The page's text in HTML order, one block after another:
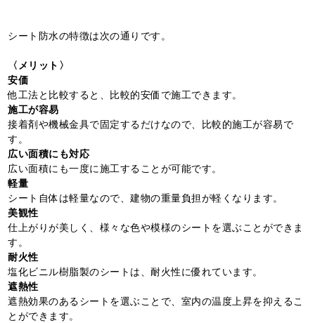
シート防水の特徴は次の通りです。
〈メリット〉
安価
他工法と比較すると、比較的安価で施工できます。
施工が容易
接着剤や機械金具で固定するだけなので、比較的施工が容易で
す。
広い面積にも対応
広い面積にも一度に施工することが可能です。
軽量
シート自体は軽量なので、建物の重量負担が軽くなります。
美観性
仕上がりが美しく、様々な色や模様のシートを選ぶことができま
す。
耐火性
塩化ビニル樹脂製のシートは、耐火性に優れています。
遮熱性
遮熱効果のあるシートを選ぶことで、室内の温度上昇を抑えるこ
とができます。